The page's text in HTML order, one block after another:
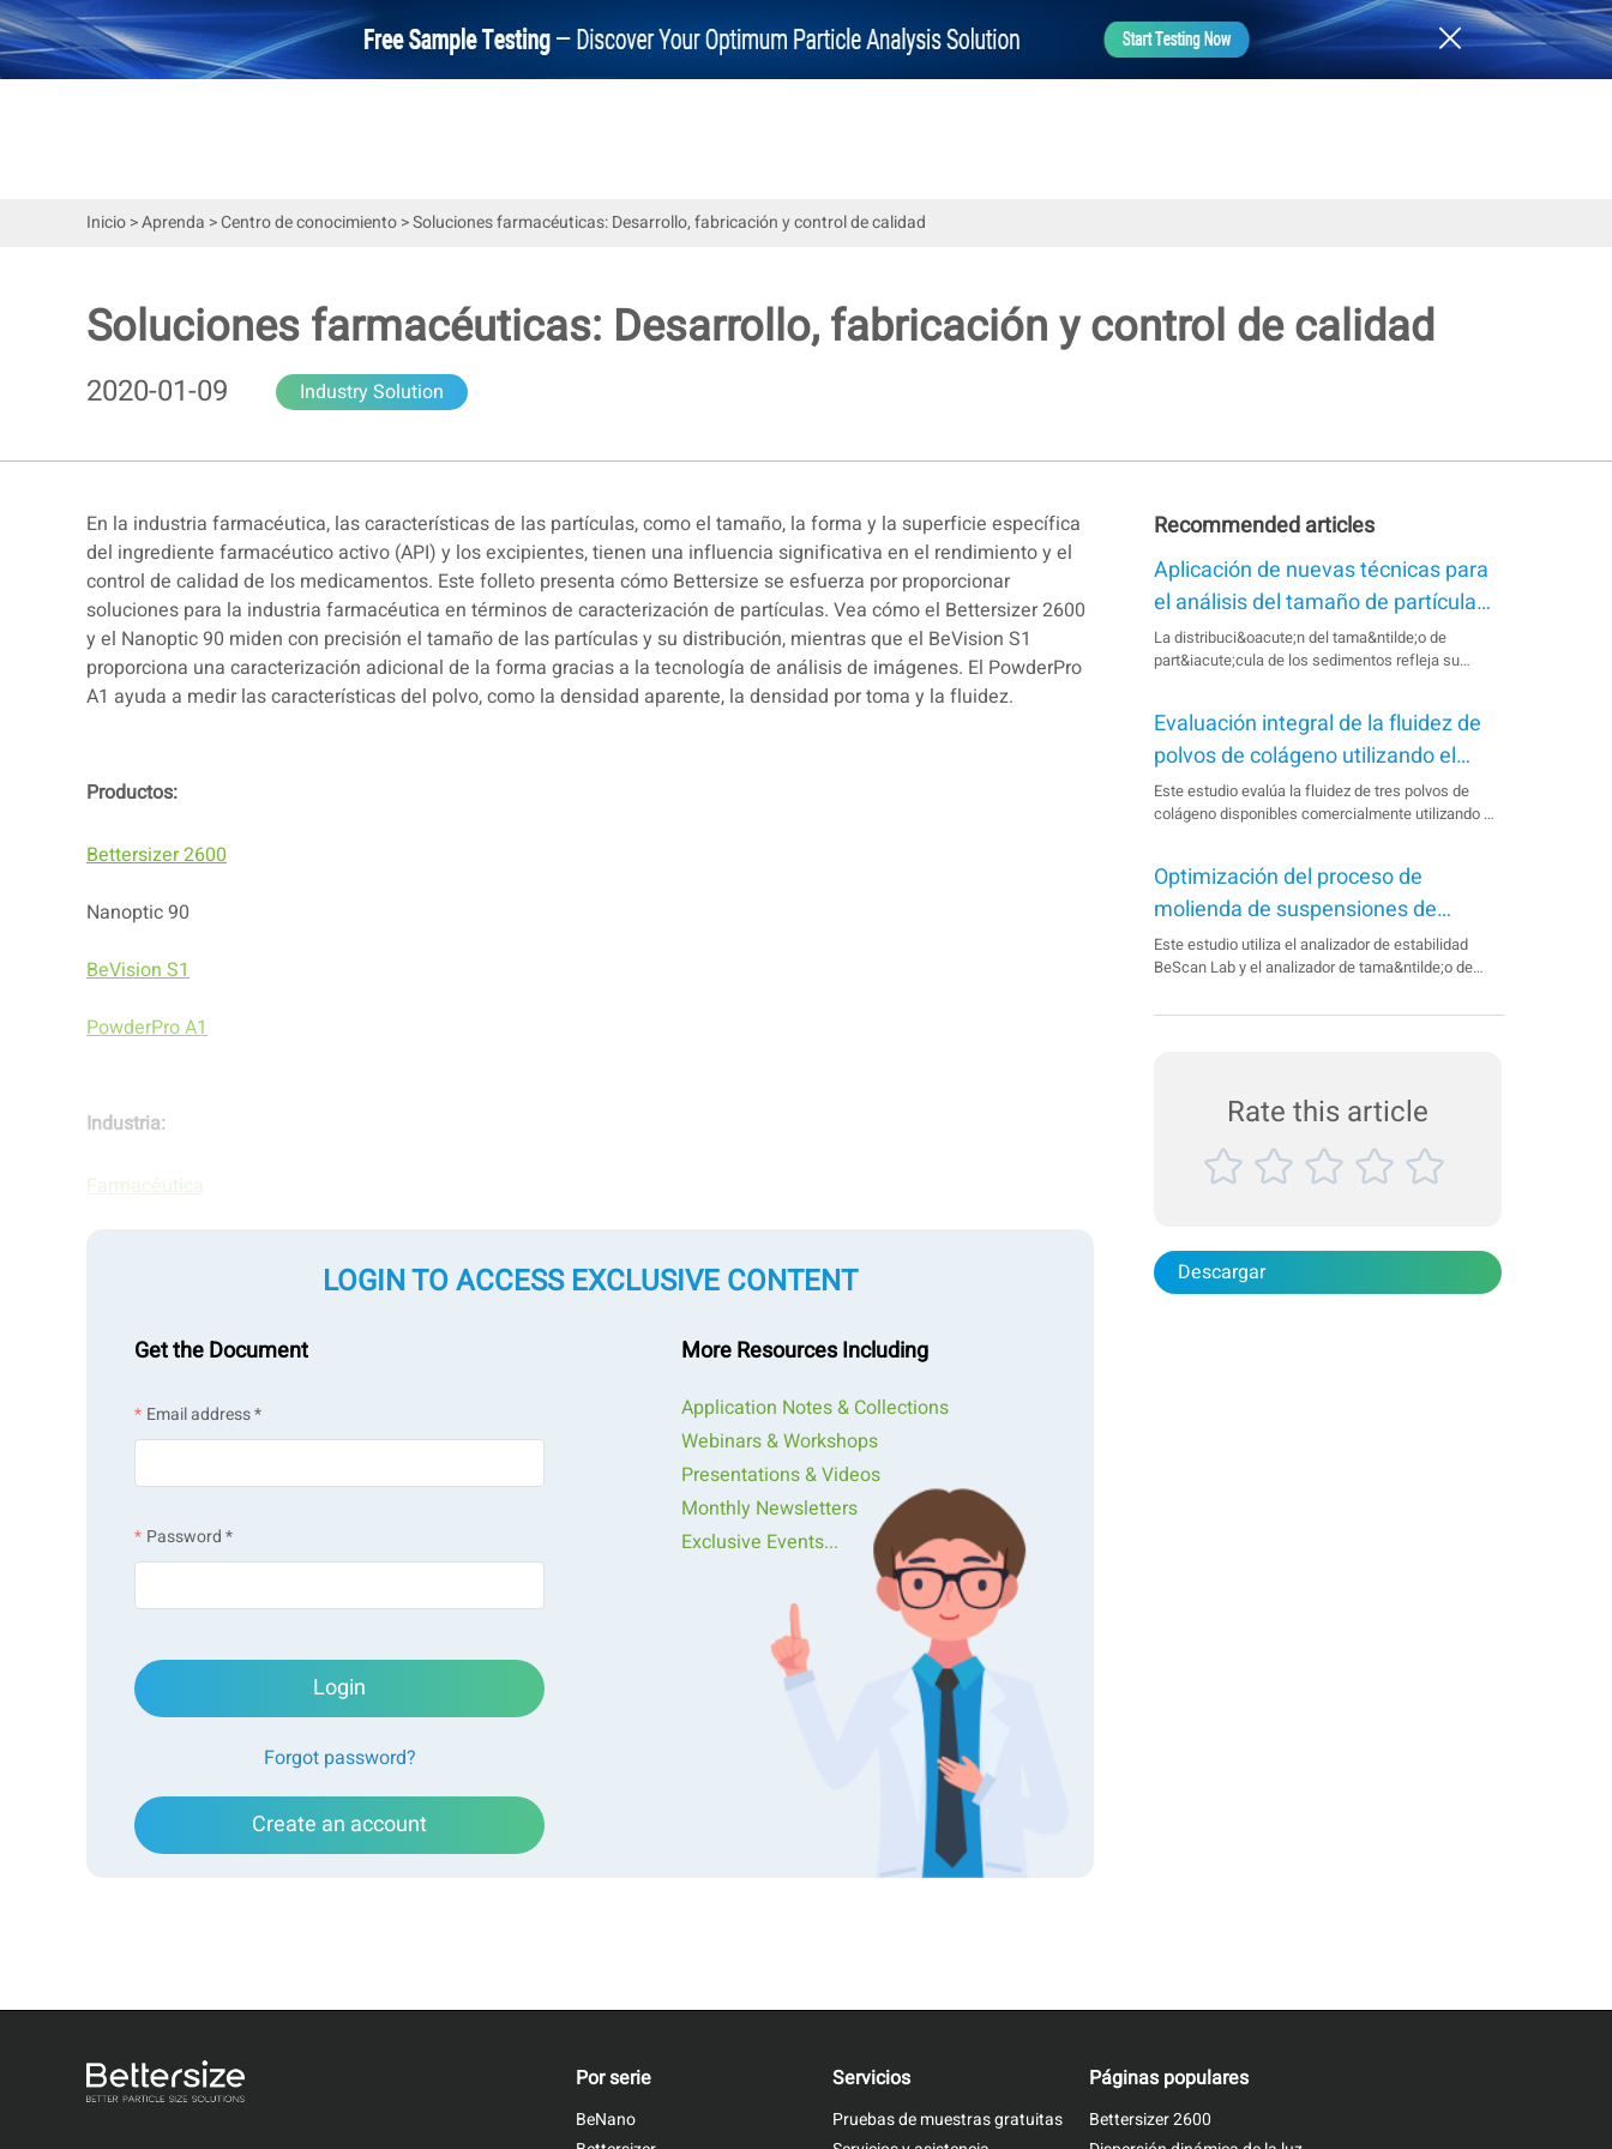
Inicio>Aprenda >Centro de conocimiento>Soluciones farmacéuticas: Desarrollo, fabricación y control de calidad
Soluciones farmacéuticas: Desarrollo, fabricación y control de calidad
2020-01-09 Industry Solution
En la industria farmacéutica, las características de las partículas, como el tamaño, la forma y la superficie específica
del ingrediente farmacéutico activo (API) y los excipientes, tienen una influencia significativa en el rendimiento y el
control de calidad de los medicamentos. Este folleto presenta cómo Bettersize se esfuerza por proporcionar
soluciones para la industria farmacéutica en términos de caracterización de partículas. Vea cómo el Bettersizer 2600
y el Nanoptic 90 miden con precisión el tamaño de las partículas y su distribución, mientras que el BeVision S1
proporciona una caracterización adicional de la forma gracias a la tecnología de análisis de imágenes. El PowderPro
A1 ayuda a medir las características del polvo, como la densidad aparente, la densidad por toma y la fluidez.
Productos:
Bettersizer 2600
Nanoptic 90
BeVision S1
PowderPro A1
Industria:
Farmacéutica
API y excipientes
Tipos de medición:
Difracción láserAnálisis de imágenesDispersión dinámica de la luz Caracterización de polvos
LOGIN TO ACCESS EXCLUSIVE CONTENT
Get the Document
Email address *
Password *
Login
Forgot password?
Create an account
More Resources Including
Application Notes & Collections
Webinars & Workshops
Presentations & Videos
Monthly Newsletters
Exclusive Events...
Recommended articles
Aplicación de nuevas técnicas para
el análisis del tamaño de partícula
en suelos y materiales geológicos
La distribuci&oacute;n del tama&ntilde;o de
part&iacute;cula de los sedimentos refleja su
BeVision D2 permite medir eficazmente el
tama&ntilde;o de part&iacute;cula, la
relaci&oacute;n de aspecto y la c...
Evaluación integral de la fluidez de
polvos de colágeno utilizando el
método del índice de Carr
Este estudio evalúa la fluidez de tres polvos de
colágeno disponibles comercialmente utilizando el
propiedades de los polvos —incluyendo ángulo de
reposo, compresibilidad, densidad y uniformidad—,
lo que puede proporcionar información valiosa para
el análisis de polvos en la industria farmacéutica.
Optimización del proceso de
molienda de suspensiones de
pesticidas con BeScan Lab y
Bettersizer 2600
Este estudio utiliza el analizador de estabilidad
BeScan Lab y el analizador de tama&ntilde;o de
forma r&aacute;pida y precisa la estabilidad de
Rate this article
Descargar
Por serie
BeNano
Servicios
Pruebas de muestras gratuitas
Páginas populares
Bettersizer 2600